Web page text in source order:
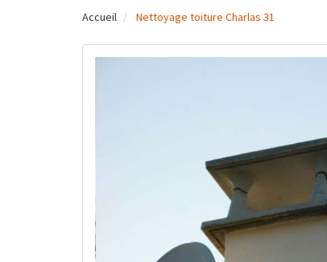
Accueil Nettoyage toiture Charlas 31